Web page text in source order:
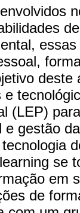
(LEP)
e gestão
se
em
de